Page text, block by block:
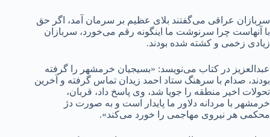
سربازان عراقی می‌گفتند بلای عظیم بر سرمان آمد، اگر حق
با آنهاست چرا سرنوشت ما اینگونه رقم می‌خورد، سربازان
زیادی زخمی و کشته شده بودند.
عبدالعزیز در کتاب می‌نویسد: «بسیجیان خرمشهر را گرفته
بودند، صدام با سرهنگ ستاد احمد زیدان تماس گرفته و آخرین
تحولات اخیر منطقه را جویا شد، وی پاسخ داد، قربان،
خرمشهر با مردانه دلاور ما پایدار است و به صورت دژ
محکمی هر نیروی مهاجمی را خورد می‌کند».